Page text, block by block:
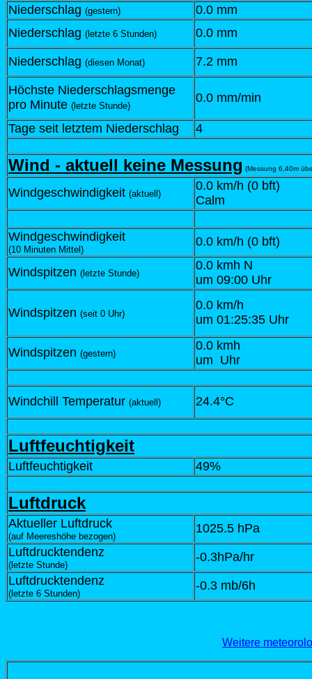
Niederschlag (gestern)
0.0 mm
Niederschlag (letzte 6 Stunden) 0.0 mm
Niederschlag (diesen Monat) 7.2 mm
Höchste Niederschlagsmenge
pro Minute (letzte Stunde)
0.0 mm/min
Tage seit letztem Niederschlag 4
Wind - aktuell keine Messung (Messung 6,40m
Windgeschwindigkeit (aktuell)
0.0 km/h (0 bft)
Calm
Windgeschwindigkeit
(10 Minuten Mittel)
0.0 km/h (0 bft)
Windspitzen (letzte Stunde)
0.0 kmh N
um 09:00 Uhr
Windspitzen (seit 0 Uhr)
0.0 km/h
um 01:25:35 Uhr
Windspitzen (gestern)
0.0 kmh
um Uhr
Windchill Temperatur (aktuell) 24.4°C
Luftfeuchtigkeit
Luftfeuchtigkeit 49%
Luftdruck
Aktueller Luftdruck
(auf Meereshöhe bezogen)
1025.5 hPa
Luftdrucktendenz
(letzte Stunde)
-0.3hPa/hr
Luftdrucktendenz
(letzte 6 Stunden)
-0.3 mb/6h
Weitere